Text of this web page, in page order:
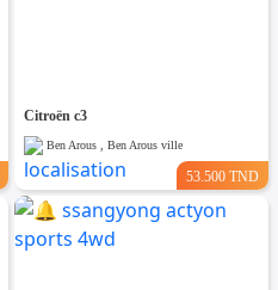
Citroën c3
Ben Arous , Ben Arous ville
53.500 TND